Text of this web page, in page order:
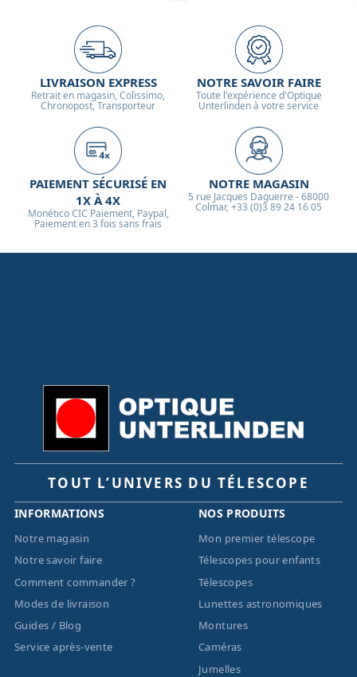
LIVRAISON EXPRESS
Retrait en magasin, Colissimo,
Chronopost, Transporteur
NOTRE SAVOIR FAIRE
Toute l'expérience d'Optique
Unterlinden à votre service
PAIEMENT SÉCURISÉ EN
1X À 4X
Monético CIC Paiement, Paypal,
Paiement en 3 fois sans frais
NOTRE MAGASIN
5 rue Jacques Daguerre - 68000
Colmar, +33 (0)3 89 24 16 05
TOUT L’UNIVERS DU TÉLESCOPE
INFORMATIONS
Notre magasin
Notre savoir faire
Comment commander ?
Modes de livraison
Guides / Blog
Service après-vente
NOS PRODUITS
Mon premier télescope
Télescopes pour enfants
Télescopes
Lunettes astronomiques
Montures
Caméras
Jumelles